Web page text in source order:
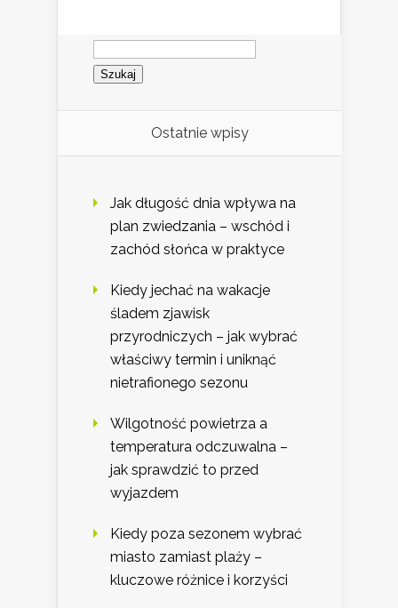
Szukaj:
Ostatnie wpisy
Jak długość dnia wpływa na
plan zwiedzania – wschód i
zachód słońca w praktyce
Kiedy jechać na wakacje
śladem zjawisk
przyrodniczych – jak wybrać
właściwy termin i uniknąć
nietrafionego sezonu
Wilgotność powietrza a
temperatura odczuwalna –
jak sprawdzić to przed
wyjazdem
Kiedy poza sezonem wybrać
miasto zamiast plaży –
kluczowe różnice i korzyści